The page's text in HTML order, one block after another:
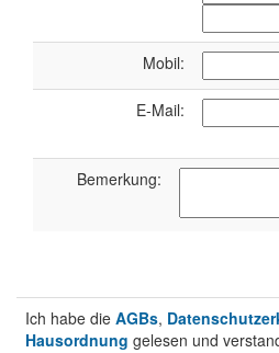
Mobil:
E-Mail:
Bemerkung:
Ich habe die AGBs,
Hausordnung gelesen und